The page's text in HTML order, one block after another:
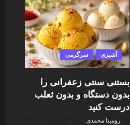
آشپزی سرگرمی
بستنی سنتی زعفرانی را
بدون دستگاه و بدون ثعلب
درست کنید
رومینا محمدی